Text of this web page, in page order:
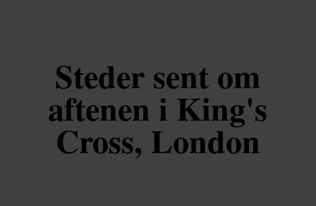
Steder sent om
aftenen i King's
Cross, London